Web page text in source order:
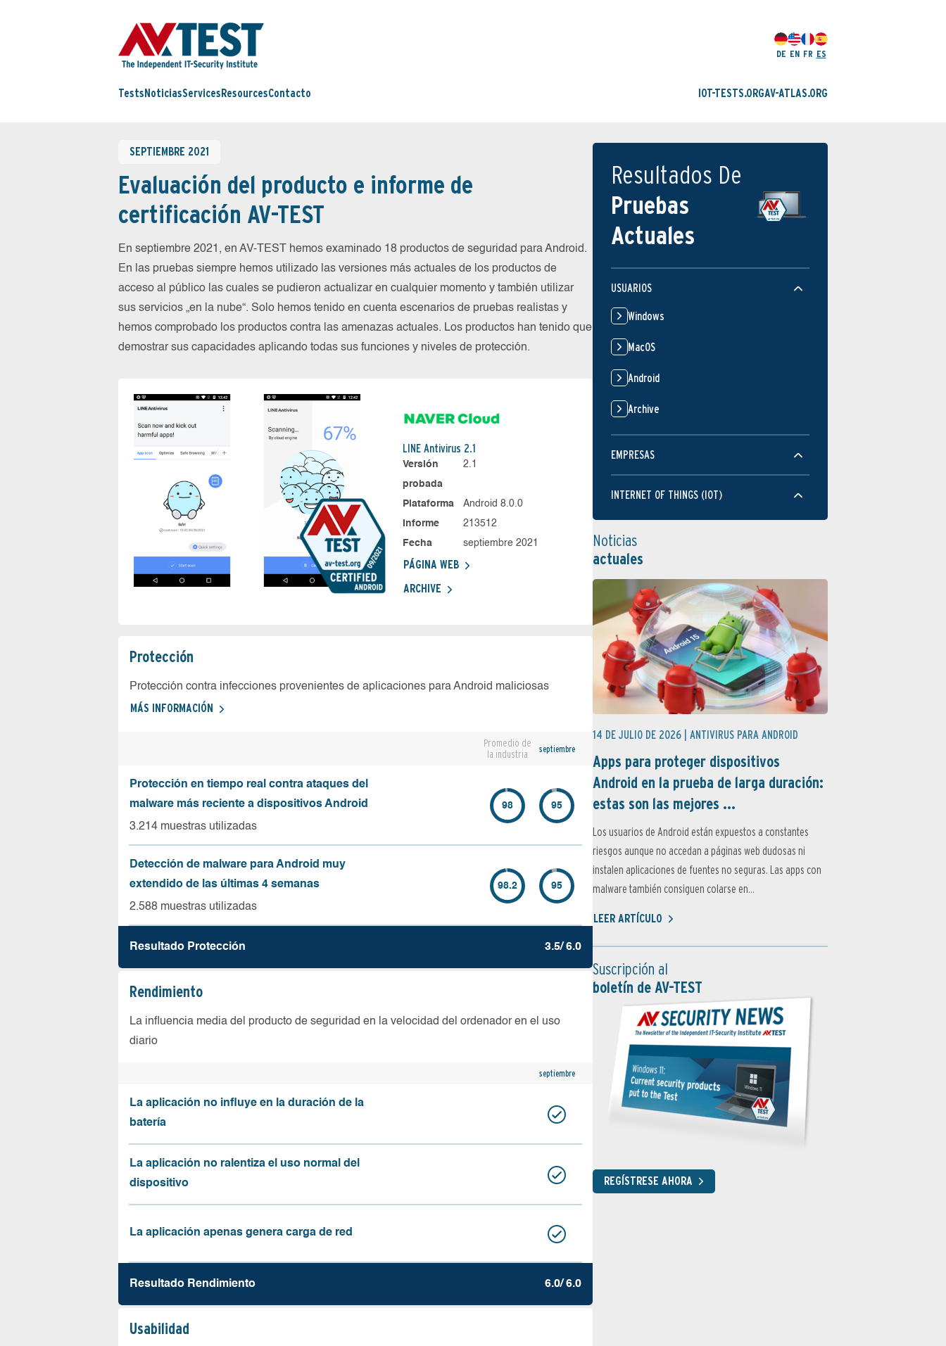
DE EN FR ES
Tests NoticiasServices ResourcesContacto IOT-TESTS.ORGAV-ATLAS.ORG
SEPTIEMBRE 2021
Evaluación del producto e informe de
certificación AV-TEST
En septiembre 2021, en AV-TEST hemos examinado 18 productos de seguridad para Android.
En las pruebas siempre hemos utilizado las versiones más actuales de los productos de
acceso al público las cuales se pudieron actualizar en cualquier momento y también utilizar
sus servicios „en la nube“. Solo hemos tenido en cuenta escenarios de pruebas realistas y
hemos comprobado los productos contra las amenazas actuales. Los productos han tenido que
demostrar sus capacidades aplicando todas sus funciones y niveles de protección.
LINE Antivirus 2.1
Versión
probada
2.1
Plataforma
Android 8.0.0
Informe
213512
Fecha
septiembre 2021
PÁGINA WEB
ARCHIVE
Protección
Protección contra infecciones provenientes de aplicaciones para Android maliciosas
MÁS INFORMACIÓN
Promedio de
la industria
septiembre
Protección en tiempo real contra ataques del
malware más reciente a dispositivos Android
3.214 muestras utilizadas
98 95
Detección de malware para Android muy
extendido de las últimas 4 semanas
2.588 muestras utilizadas
98.2 95
Resultado Protección 3.5/ 6.0
Rendimiento
La influencia media del producto de seguridad en la velocidad del ordenador en el uso
diario
septiembre
La aplicación no influye en la duración de la
batería
La aplicación no ralentiza el uso normal del
dispositivo
La aplicación apenas genera carga de red
Resultado Rendimiento 6.0/ 6.0
Usabilidad
Resultados De
Pruebas
Actuales
USUARIOS
Windows
MacOS
Android
Archive
EMPRESAS
INTERNET OF THINGS (IOT)
Noticias
actuales
14 DE JULIO DE 2026 | ANTIVIRUS PARA ANDROID
Apps para proteger dispositivos
Android en la prueba de larga duración:
estas son las mejores ...
Los usuarios de Android están expuestos a constantes
riesgos aunque no accedan a páginas web dudosas ni
instalen aplicaciones de fuentes no seguras. Las apps con
malware también consiguen colarse en...
LEER ARTÍCULO
Suscripción al
boletín de AV-TEST
REGÍSTRESE AHORA